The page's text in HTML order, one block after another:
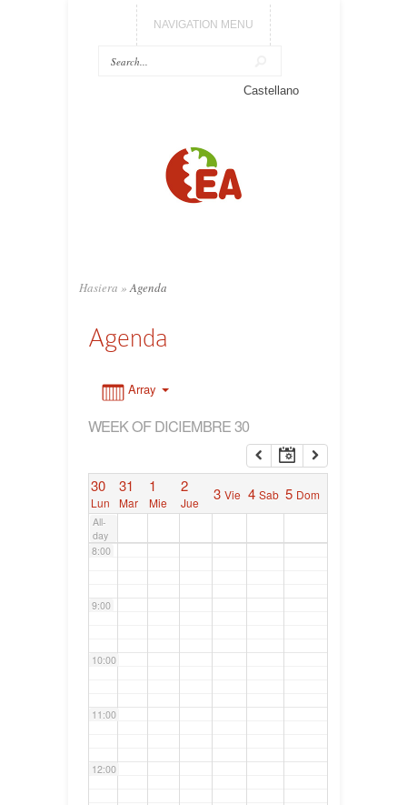
NAVIGATION MENU
Castellano
Hasiera » Agenda
Agenda
Array
WEEK OF DICIEMBRE 30
30
Lun
31
Mar
1
Mie
2
Jue 3 Vie 4 Sab 5 Dom
All-
day
4:00
5:00
7:00
8:00
9:00
10:00
11:00
12:00